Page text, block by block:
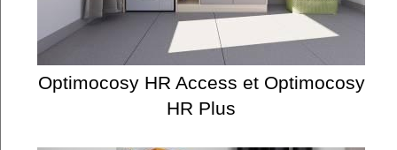
Optimocosy HR Access et Optimocosy
HR Plus